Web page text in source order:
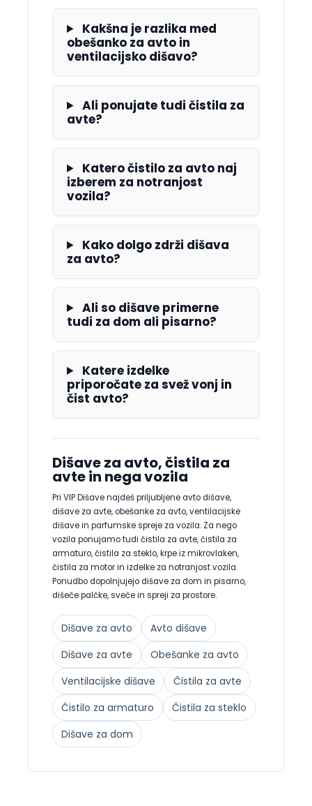
Kakšna je razlika med
obešanko za avto in
ventilacijsko dišavo?
Ali ponujate tudi čistila za
avte?
Katero čistilo za avto naj
izberem za notranjost
vozila?
Kako dolgo zdrži dišava
za avto?
Ali so dišave primerne
tudi za dom ali pisarno?
Katere izdelke
priporočate za svež vonj in
čist avto?
Dišave za avto, čistila za
avte in nega vozila
Pri VIP Dišave najdeš priljubljene avto dišave,
dišave za avte, obešanke za avto, ventilacijske
dišave in parfumske spreje za vozila. Za nego
vozila ponujamo tudi čistila za avte, čistila za
armaturo, čistila za steklo, krpe iz mikrovlaken,
čistila za motor in izdelke za notranjost vozila.
Ponudbo dopolnjujejo dišave za dom in pisarno,
dišeče palčke, sveče in spreji za prostore.
Dišave za avto
Avto dišave
Dišave za avte
Obešanke za avto
Ventilacijske dišave
Čistila za avte
Čistilo za armaturo
Čistila za steklo
Dišave za dom